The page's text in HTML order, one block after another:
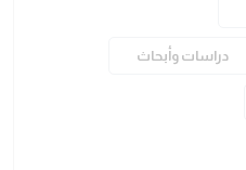
دراسات وأبحاث